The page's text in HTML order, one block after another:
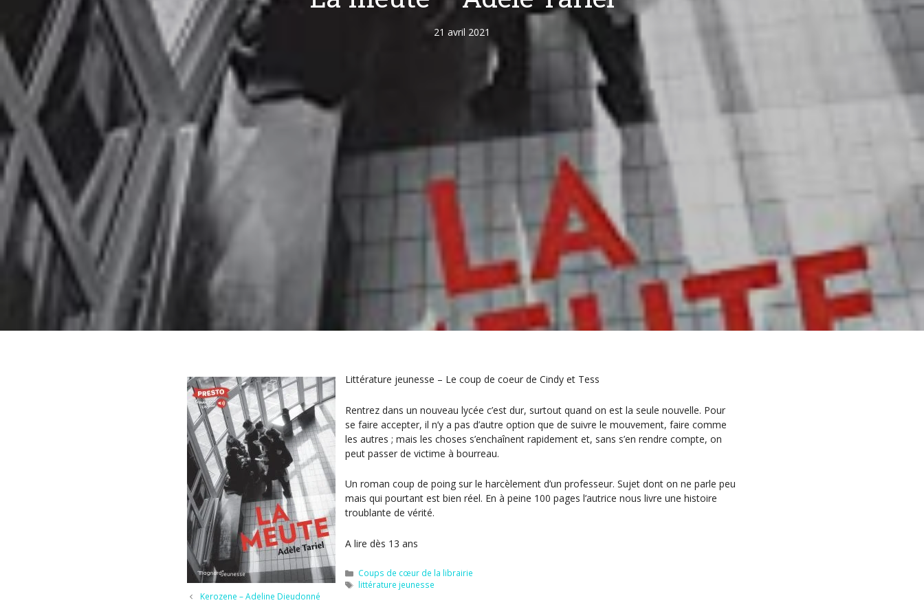
21 avril 2021
Littérature jeunesse – Le coup de coeur de Cindy et Tess
Rentrez dans un nouveau lycée c’est dur, surtout quand on est la seule nouvelle. Pour
se faire accepter, il n’y a pas d’autre option que de suivre le mouvement, faire comme
les autres ; mais les choses s’enchaînent rapidement et, sans s’en rendre compte, on
peut passer de victime à bourreau.
Un roman coup de poing sur le harcèlement d’un professeur. Sujet dont on ne parle peu
mais qui pourtant est bien réel. En à peine 100 pages l’autrice nous livre une histoire
troublante de vérité.
A lire dès 13 ans
Catégories
Coups de cœur de la librairie
Étiquettes
littérature jeunesse
Kerozene – Adeline Dieudonné